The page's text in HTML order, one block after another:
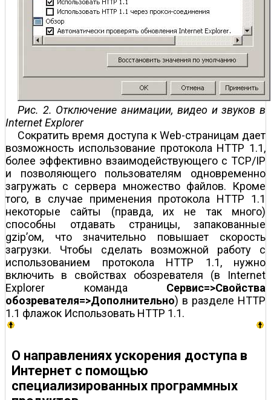
Рис. 2. Отключение анимации, видео и звуков в
Internet Explorer
Сократить время доступа к Web-страницам дает
возможность использование протокола HTTP 1.1,
более эффективно взаимодействующего с TCP/IP
и позволяющего пользователям одновременно
загружать с сервера множество файлов. Кроме
того, в случае применения протокола HTTP 1.1
некоторые сайты (правда, их не так много)
способны отдавать страницы, запакованные
gzip’ом, что значительно повышает скорость
загрузки. Чтобы сделать возможной работу с
использованием протокола HTTP 1.1, нужно
включить в свойствах обозревателя (в Internet
Explorer команда Сервис=>Свойства
обозревателя=>Дополнительно) в разделе HTTP
1.1 флажок Использовать HTTP 1.1.
О направлениях ускорения доступа в
Интернет с помощью
специализированных программных